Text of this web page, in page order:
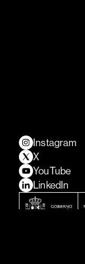
Instagram
X
YouTube
LinkedIn